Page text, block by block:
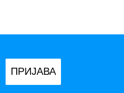
ПРИЈАВА